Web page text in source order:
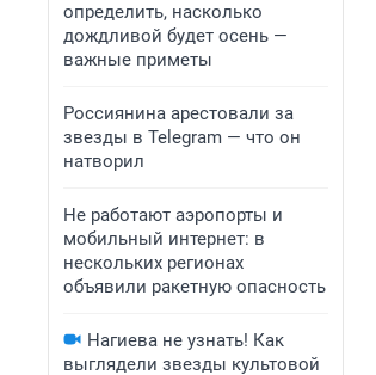
определить, насколько
дождливой будет осень —
важные приметы
Россиянина арестовали за
звезды в Telegram — что он
натворил
Не работают аэропорты и
мобильный интернет: в
нескольких регионах
объявили ракетную опасность
Нагиева не узнать! Как
выглядели звезды культовой